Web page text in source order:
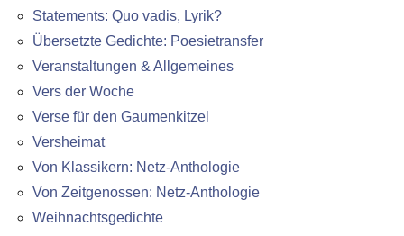
Statements: Quo vadis, Lyrik?
Übersetzte Gedichte: Poesietransfer
Veranstaltungen & Allgemeines
Vers der Woche
Verse für den Gaumenkitzel
Versheimat
Von Klassikern: Netz-Anthologie
Von Zeitgenossen: Netz-Anthologie
Weihnachtsgedichte